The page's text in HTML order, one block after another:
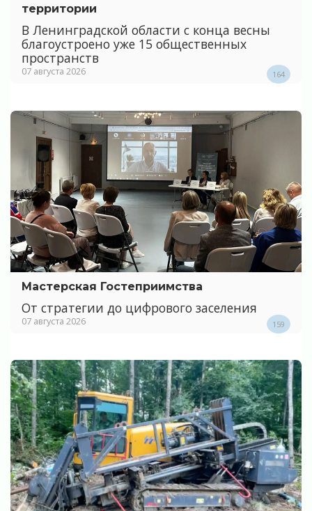
территории
В Ленинградской области с конца весны
благоустроено уже 15 общественных
пространств
07 августа 2026 164
Мастерская Гостеприимства
От стратегии до цифрового заселения
07 августа 2026 159